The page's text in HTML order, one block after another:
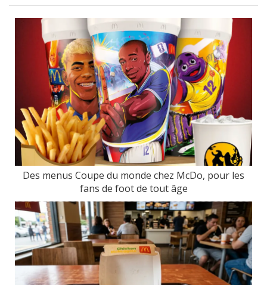
Des menus Coupe du monde chez McDo, pour les
fans de foot de tout âge